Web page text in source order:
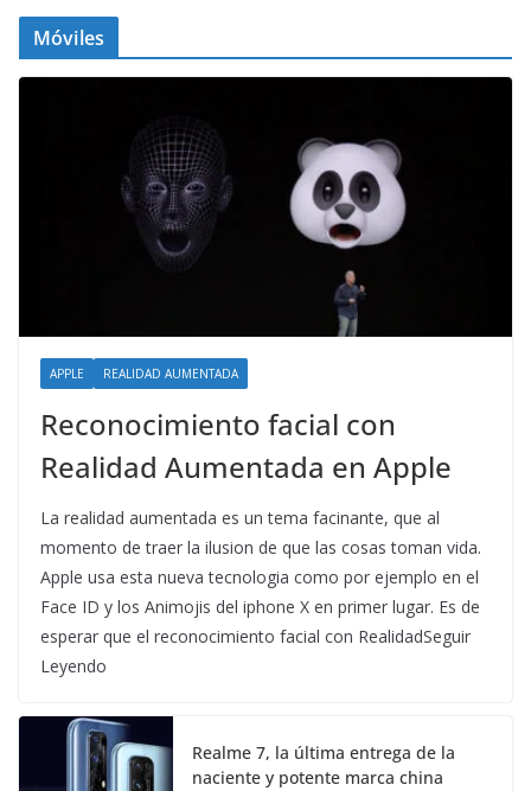
Móviles
APPLE REALIDAD AUMENTADA
Reconocimiento facial con
Realidad Aumentada en Apple
La realidad aumentada es un tema facinante, que al
momento de traer la ilusion de que las cosas toman vida.
Apple usa esta nueva tecnologia como por ejemplo en el
Face ID y los Animojis del iphone X en primer lugar. Es de
esperar que el reconocimiento facial con RealidadSeguir
Leyendo
Realme 7, la última entrega de la
naciente y potente marca china